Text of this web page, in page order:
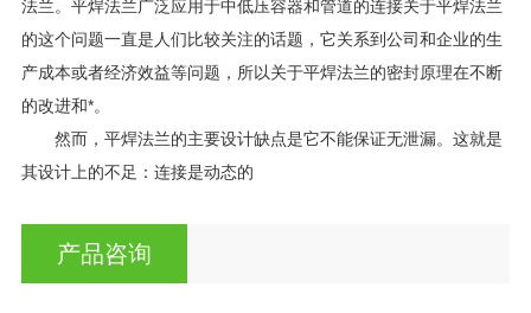
法兰。平焊法兰广泛应用于中低压容器和管道的连接关于平焊法兰
的这个问题一直是人们比较关注的话题，它关系到公司和企业的生
产成本或者经济效益等问题，所以关于平焊法兰的密封原理在不断
的改进和*。
然而，平焊法兰的主要设计缺点是它不能保证无泄漏。这就是
其设计上的不足：连接是动态的
产品咨询